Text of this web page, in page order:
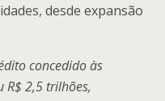
desde expansão
concedido às
R$ 2,5 trilhões,